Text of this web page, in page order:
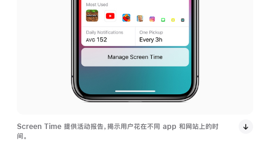
Screen Time 提供活动报告，揭示用户花在不同 app 和网站上的时
间。